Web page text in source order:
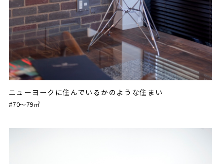
ニューヨークに住んでいるかのような住まい
#70〜79㎡